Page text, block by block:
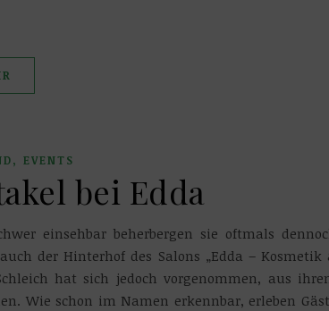
, EVENTS
bei Edda
einsehbar beherbergen sie oftmals
der Hinterhof des Salons „Edda – Kosmetik
hat sich jedoch vorgenommen, aus
Wie schon im Namen erkennbar, erleben